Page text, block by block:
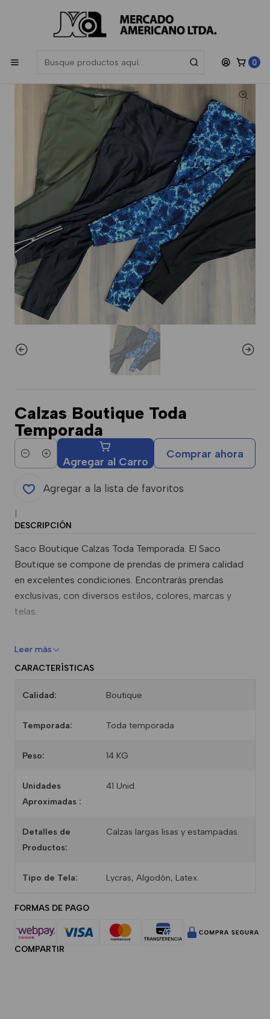
0
Las compras sobre $200.000 participan en el sorteo de una
Card de $50.000
, sorteamos todos los meses.
Calzas Boutique Toda
Temporada
Cantidad Agregar al Carro
Comprar ahora
Agregar a la lista de favoritos
DESCRIPCIÓN
Saco Boutique Calzas Toda Temporada. El Saco
Boutique se compone de prendas de primera calidad
en excelentes condiciones. Encontrarás prendas
exclusivas, con diversos estilos, colores, marcas y
telas.
\n
Tipos de Telas: Lycras, Algodón, Latex.
Unidades Aproximadas: 41 unidades
estampadas
Leer más
CARACTERÍSTICAS
Calidad: Boutique
Temporada: Toda temporada
Peso: 14 KG
Unidades
Aproximadas :
41 Unid.
Detalles de
Productos:
Calzas largas lisas y estampadas.
Tipo de Tela: Lycras, Algodón, Latex.
FORMAS DE PAGO
COMPARTIR